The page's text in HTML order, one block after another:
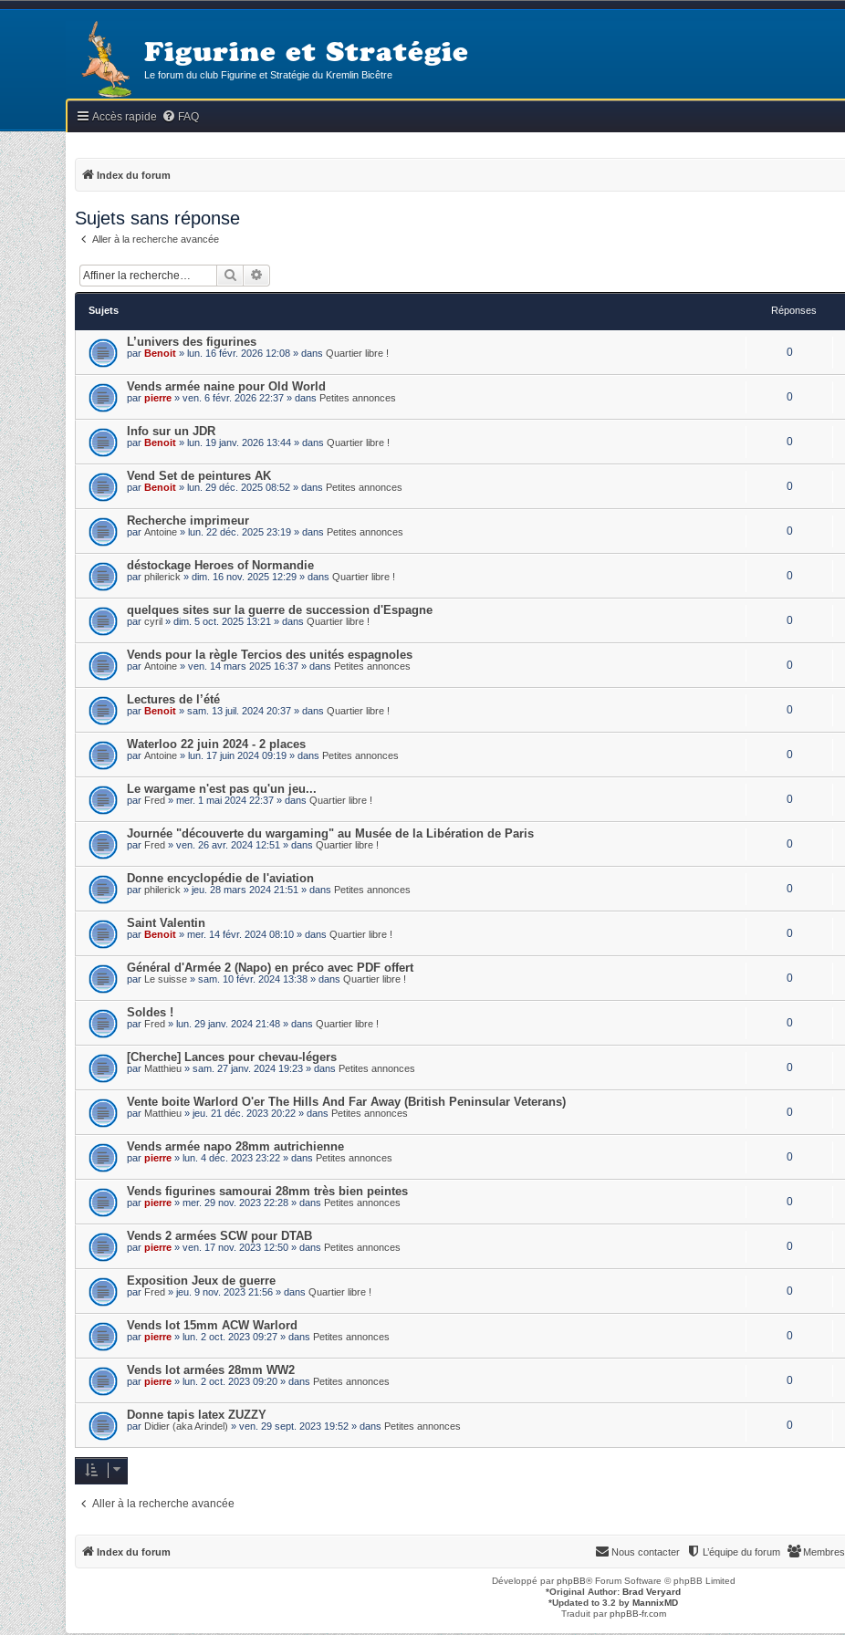
Figurine et Stratégie
Le forum du club Figurine et Stratégie du Kremlin Bicêtre
Accès rapide FAQ
Index du forum
Sujets sans réponse
Aller à la recherche avancée
Rechercher
Sujets Réponses
L’univers des figurines
par Benoit » lun. 16 févr. 2026 12:08 » dans Quartier libre ! 0
Vends armée naine pour Old World
par pierre » ven. 6 févr. 2026 22:37 » dans Petites annonces 0
Info sur un JDR
par Benoit » lun. 19 janv. 2026 13:44 » dans Quartier libre ! 0
Vend Set de peintures AK
par Benoit » lun. 29 déc. 2025 08:52 » dans Petites annonces 0
Recherche imprimeur
par Antoine » lun. 22 déc. 2025 23:19 » dans Petites annonces 0
déstockage Heroes of Normandie
par philerick » dim. 16 nov. 2025 12:29 » dans Quartier libre ! 0
quelques sites sur la guerre de succession d'Espagne
par cyril » dim. 5 oct. 2025 13:21 » dans Quartier libre ! 0
Vends pour la règle Tercios des unités espagnoles
par Antoine » ven. 14 mars 2025 16:37 » dans Petites annonces 0
Lectures de l’été
par Benoit » sam. 13 juil. 2024 20:37 » dans Quartier libre ! 0
Waterloo 22 juin 2024 - 2 places
par Antoine » lun. 17 juin 2024 09:19 » dans Petites annonces 0
Le wargame n'est pas qu'un jeu...
par Fred » mer. 1 mai 2024 22:37 » dans Quartier libre ! 0
Journée "découverte du wargaming" au Musée de la Libération de Paris
par Fred » ven. 26 avr. 2024 12:51 » dans Quartier libre ! 0
Donne encyclopédie de l'aviation
par philerick » jeu. 28 mars 2024 21:51 » dans Petites annonces 0
Saint Valentin
par Benoit » mer. 14 févr. 2024 08:10 » dans Quartier libre ! 0
Général d'Armée 2 (Napo) en préco avec PDF offert
par Le suisse » sam. 10 févr. 2024 13:38 » dans Quartier libre ! 0
Soldes !
par Fred » lun. 29 janv. 2024 21:48 » dans Quartier libre ! 0
[Cherche] Lances pour chevau-légers
par Matthieu » sam. 27 janv. 2024 19:23 » dans Petites annonces 0
Vente boite Warlord O'er The Hills And Far Away (British Peninsular Veterans)
par Matthieu » jeu. 21 déc. 2023 20:22 » dans Petites annonces 0
Vends armée napo 28mm autrichienne
par pierre » lun. 4 déc. 2023 23:22 » dans Petites annonces 0
Vends figurines samourai 28mm très bien peintes
par pierre » mer. 29 nov. 2023 22:28 » dans Petites annonces 0
Vends 2 armées SCW pour DTAB
par pierre » ven. 17 nov. 2023 12:50 » dans Petites annonces 0
Exposition Jeux de guerre
par Fred » jeu. 9 nov. 2023 21:56 » dans Quartier libre ! 0
Vends lot 15mm ACW Warlord
par pierre » lun. 2 oct. 2023 09:27 » dans Petites annonces 0
Vends lot armées 28mm WW2
par pierre » lun. 2 oct. 2023 09:20 » dans Petites annonces 0
Donne tapis latex ZUZZY
par Didier (aka Arindel) » ven. 29 sept. 2023 19:52 » dans Petites annonces 0
Aller à la recherche avancée
Index du forum Membres
L’équipe du forum
Nous contacter
Développé parphpBB® Forum Software © phpBB Limited
*Original Author: Brad Veryard
*Updated to 3.2 by MannixMD
Traduit parphpBB-fr.com